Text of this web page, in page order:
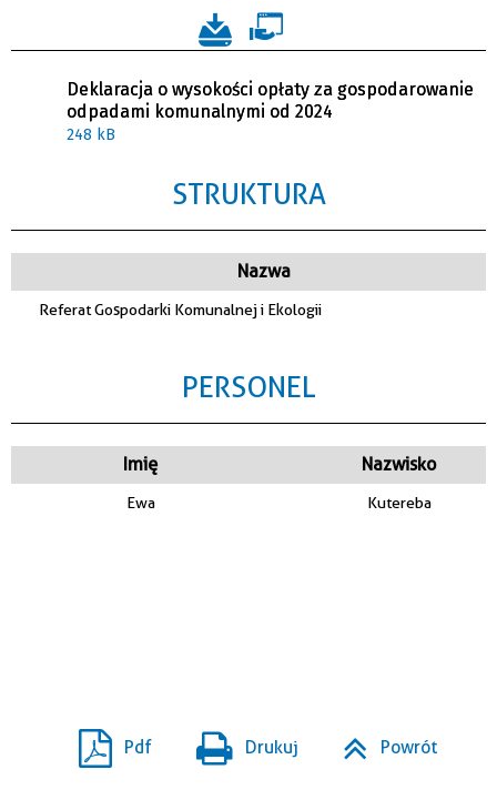
Deklaracja o wysokości opłaty za gospodarowanie
odpadami komunalnymi od 2024
248 kB
STRUKTURA
Nazwa
Referat Gospodarki Komunalnej i Ekologii
PERSONEL
Imię Nazwisko
Ewa Kutereba
Pdf Drukuj Powrót